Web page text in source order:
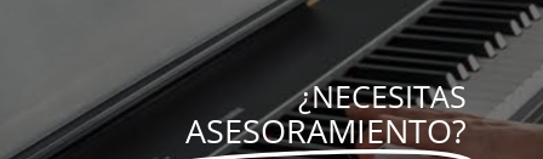
¿NECESITAS
ASESORAMIENTO?